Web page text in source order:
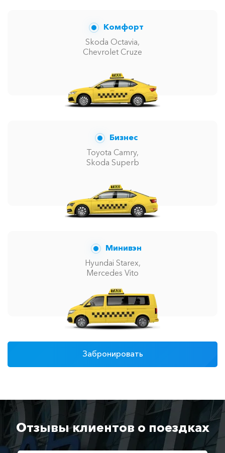
Комфорт
Skoda Octavia,
Chevrolet Cruze
Бизнес
Toyota Camry,
Skoda Superb
Минивэн
Hyundai Starex,
Mercedes Vito
Забронировать
Отзывы клиентов о поездках